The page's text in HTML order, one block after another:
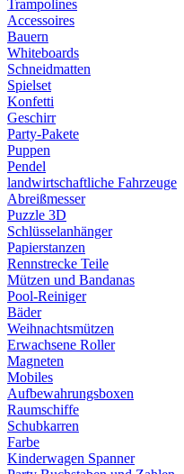
Trampolines
Accessoires
Bauern
Whiteboards
Schneidmatten
Spielset
Konfetti
Geschirr
Party-Pakete
Puppen
Pendel
landwirtschaftliche Fahrzeuge
Abreißmesser
Puzzle 3D
Schlüsselanhänger
Papierstanzen
Rennstrecke Teile
Mützen und Bandanas
Pool-Reiniger
Bäder
Weihnachtsmützen
Erwachsene Roller
Magneten
Mobiles
Aufbewahrungsboxen
Raumschiffe
Schubkarren
Farbe
Kinderwagen Spanner